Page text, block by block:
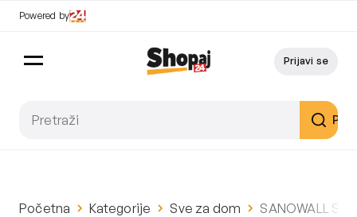
Powered by
Prijavi se
Početna Kategorije Sve za dom SANOWALL